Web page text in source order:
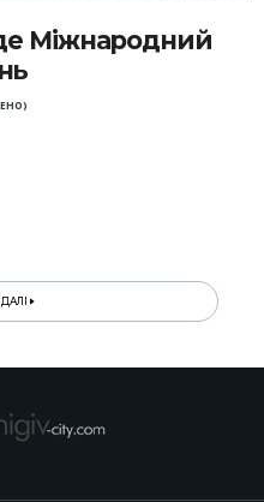
Міжнародний
ДАЛІ